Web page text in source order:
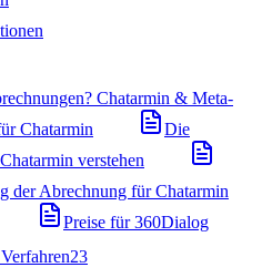
Chatarmin & Meta-
Chatarmin
Die
verstehen
der Abrechnung für Chatarmin
Preise für 360Dialog
23